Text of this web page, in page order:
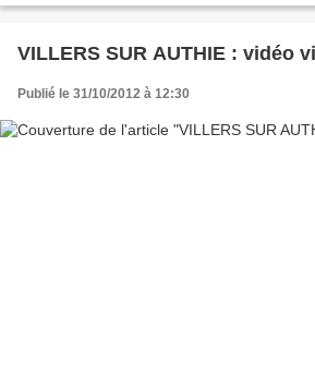
VILLERS SUR AUTHIE : vidéo
Publié le 31/10/2012 à 12:30